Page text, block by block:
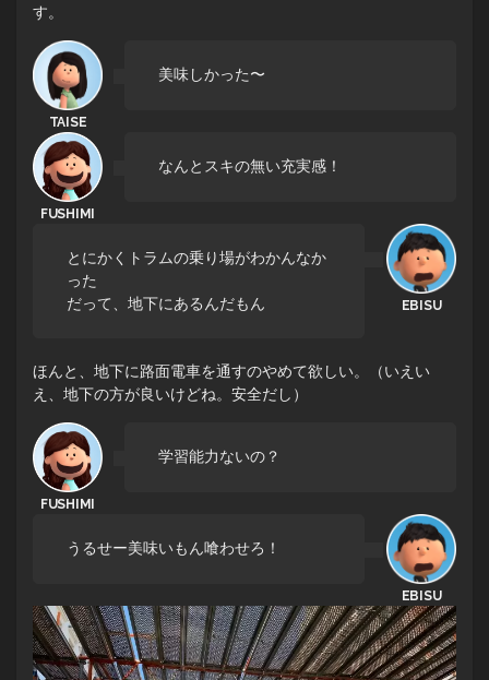
す。
美味しかった〜
なんとスキの無い充実感！
とにかくトラムの乗り場がわかんなか
った
だって、地下にあるんだもん
ほんと、地下に路面電車を通すのやめて欲しい。（いえい
え、地下の方が良いけどね。安全だし）
学習能力ないの？
うるせー美味いもん喰わせろ！